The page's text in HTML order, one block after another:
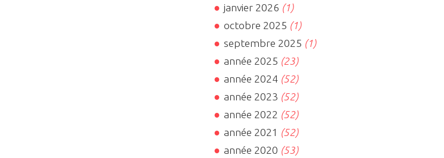
janvier 2026 (1)
octobre 2025 (1)
septembre 2025 (1)
année 2025 (23)
année 2024(52)
année 2023 (52)
année 2022 (52)
année 2021 (52)
année 2020 (53)